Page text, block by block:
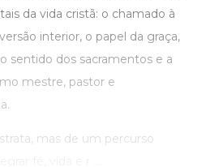
da vida cristã: o chamado à
interior, o papel da graça,
sentido dos sacramentos e a
mestre, pastor e
mas de um percurso